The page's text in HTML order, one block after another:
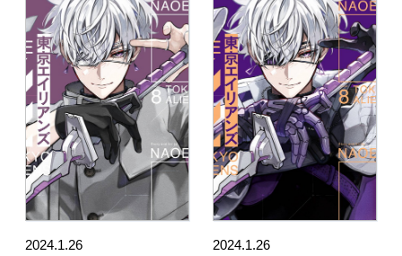
2024.1.26
2024.1.26